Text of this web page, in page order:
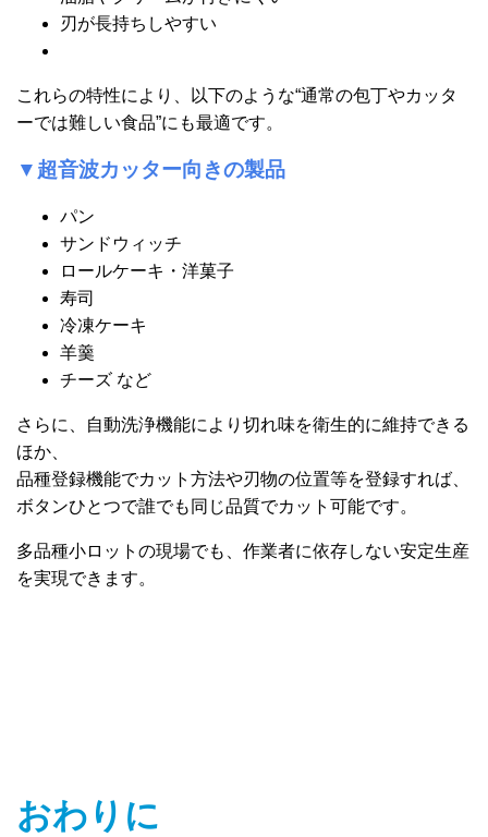
刃が長持ちしやすい
これらの特性により、以下のような“通常の包丁やカッタ
ーでは難しい食品”にも最適です。
▼超音波カッター向きの製品
パン
サンドウィッチ
ロールケーキ・洋菓子
寿司
冷凍ケーキ
羊羹
チーズ など
さらに、自動洗浄機能により切れ味を衛生的に維持できる
ほか、
品種登録機能でカット方法や刃物の位置等を登録すれば、
ボタンひとつで誰でも同じ品質でカット可能です。
多品種小ロットの現場でも、作業者に依存しない安定生産
を実現できます。
おわりに